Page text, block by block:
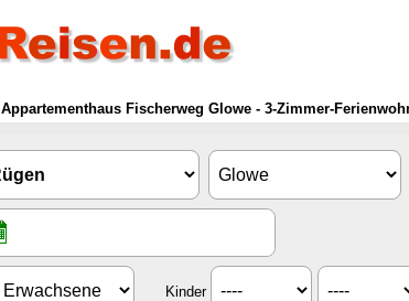
Appartementhaus Fischerweg Glowe - 3-Zimmer-
Kinder